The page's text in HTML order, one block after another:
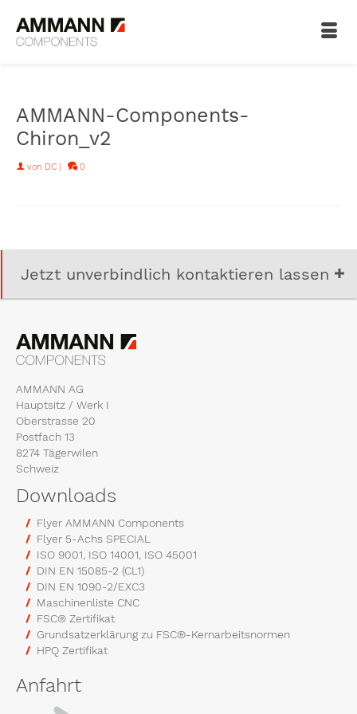
AMMANN-Components-
Chiron_v2
von DC | 0
Jetzt unverbindlich kontaktieren lassen
AMMANN AG
Hauptsitz / Werk I
Oberstrasse 20
Postfach 13
8274 Tägerwilen
Schweiz
Downloads
Flyer AMMANN Components
Flyer 5-Achs SPECIAL
ISO 9001, ISO 14001, ISO 45001
DIN EN 15085-2 (CL1)
DIN EN 1090-2/EXC3
Maschinenliste CNC
FSC® Zertifikat
Grundsatzerklärung zu FSC®-Kernarbeitsnormen
HPQ Zertifikat
Anfahrt